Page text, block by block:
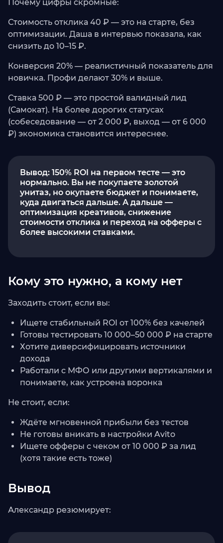
Почему цифры скромные:
Стоимость отклика 40 ₽ — это на старте, без
оптимизации. Даша в интервью показала, как
снизить до 10–15 ₽.
Конверсия 20% — реалистичный показатель для
новичка. Профи делают 30% и выше.
Ставка 500 ₽ — это простой валидный лид
(Самокат). На более дорогих статусах
(собеседование — от 2 000 ₽, выход — от 6 000
₽) экономика становится интереснее.
Вывод: 150% ROI на первом тесте — это
нормально. Вы не покупаете золотой
унитаз, но окупаете бюджет и понимаете,
куда двигаться дальше. А дальше —
оптимизация креативов, снижение
стоимости отклика и переход на офферы с
более высокими ставками.
Кому это нужно, а кому нет
Заходить стоит, если вы:
Ищете стабильный ROI от 100% без качелей
Готовы тестировать 10 000–50 000 ₽ на старте
Хотите диверсифицировать источники
дохода
Работали с МФО или другими вертикалями и
понимаете, как устроена воронка
Не стоит, если:
Ждёте мгновенной прибыли без тестов
Не готовы вникать в настройки Avito
Ищете офферы с чеком от 10 000 ₽ за лид
(хотя такие есть тоже)
Вывод
Александр резюмирует: